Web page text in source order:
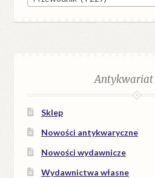
Antykwariat
Sklep
Nowości antykwaryczne
Nowości wydawnicze
Wydawnictwa własne